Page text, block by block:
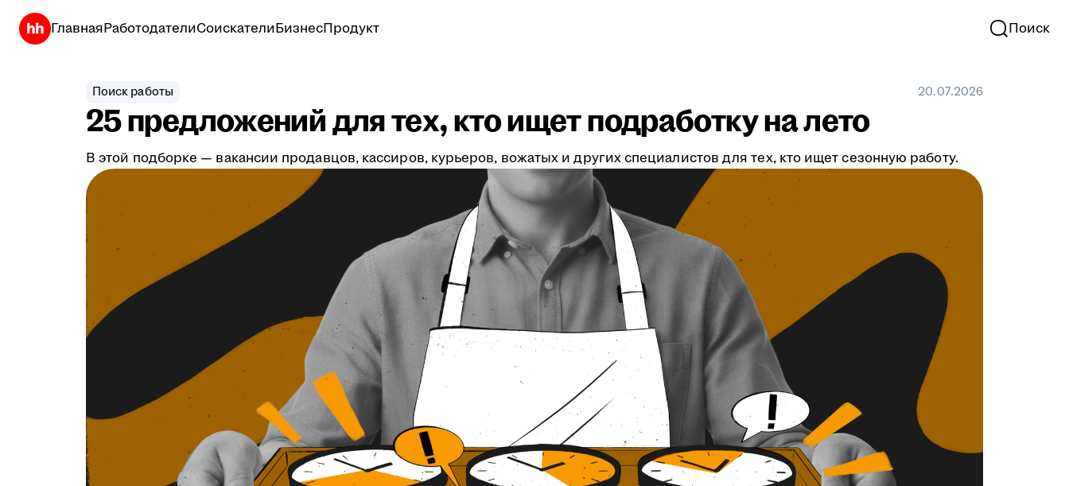
ГлавнаяРаботодателиСоискателиБизнесПродукт Поиск
Поиск работы 20.07.2026
25 предложений для тех, кто ищет подработку на лето
В этой подборке — вакансии продавцов, кассиров, курьеров, вожатых и других специалистов для тех, кто ищет сезонную работу.